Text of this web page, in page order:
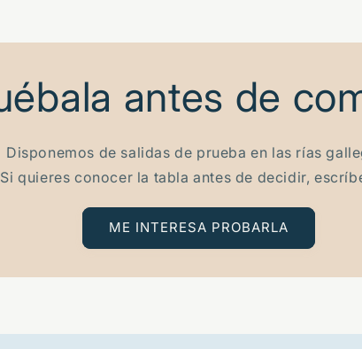
antes de
Disponemos de salidas de prueba en las rías
Si quieres conocer la tabla antes de decidir,
ME INTERESA PROBARLA